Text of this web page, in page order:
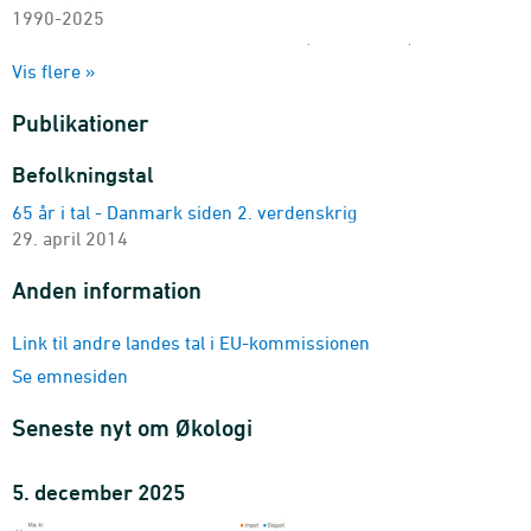
1990-2025
Resultatopgørelse for alle bedrifter (gennemsnit)
bedriftstype, region, standardoutput, kvartilgruppe og
2008-2025 - Gns.
Resultatopgørelse for heltidsbedrifter (gennemsnit)
bedriftstype, årsværk, kvartilgruppe og regnskabsposter
2008-2025 - Gns.
Resultatopgørelse for deltidsbedrifter (gennemsnit)
2008-2025 - Gns.
Nøgletal for alle bedrifter (gennemsnit)
regnskabsposter
Nøgletal for alle heltidsbedrifter (gennemsnit)
2008-2025 - Gns.
Vis flere »
Publikationer
Befolkningstal
65 år i tal - Danmark siden 2. verdenskrig
29. april 2014
Anden information
Link til andre landes tal i EU-kommissionen
Se emnesiden
Seneste nyt om Økologi
5. december 2025